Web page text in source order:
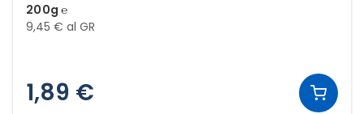
200g ℮
9,45 € al GR
1,89 €